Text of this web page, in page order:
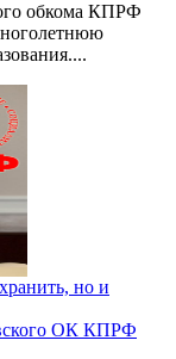
обкома КПРФ
но и
ОК КПРФ